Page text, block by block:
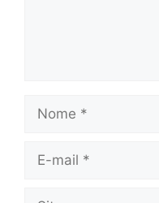
Nome
Site